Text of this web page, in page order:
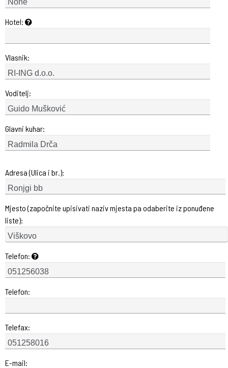
Hotel:
Vlasnik:
Voditelj:
Glavni kuhar:
Adresa (Ulica i br.):
Mjesto (započnite upisivati naziv mjesta pa odaberite iz ponuđene
liste):
Telefon:
Telefon:
Telefax:
E-mail: